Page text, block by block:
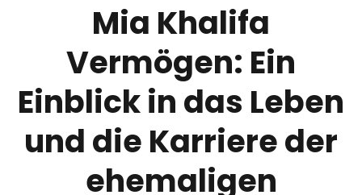
Mia Khalifa
Vermögen: Ein
Einblick in das Leben
und die Karriere der
ehemaligen